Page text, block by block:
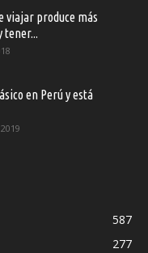
viajar produce más
tener...
en Perú y está
587
277